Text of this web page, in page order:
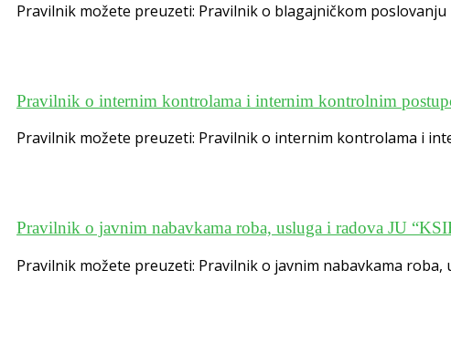
Pravilnik možete preuzeti: Pravilnik o blagajničkom poslovanju
Pravilnik o internim kontrolama i internim kontrolnim
Pravilnik možete preuzeti: Pravilnik o internim kontrolama i
Pravilnik o javnim nabavkama roba, usluga i radova JU
Pravilnik možete preuzeti: Pravilnik o javnim nabavkama roba,